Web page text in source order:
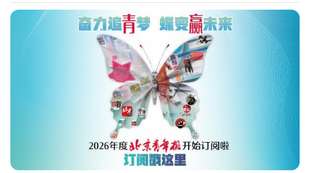
7位来自多元文化语境的艺术家——林恩·赫舍曼·利森、梁绍